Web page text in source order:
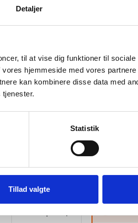
Detaljer
til at vise dig funktioner til
hjemmeside med vores
kan kombinere disse data med
Statistik
Tillad valgte
Zink: 7 gram/liter
Mindste salg er 2 dunke. En dunk
Emballage:
®
Der tillægges desuden fragt på
Antal: